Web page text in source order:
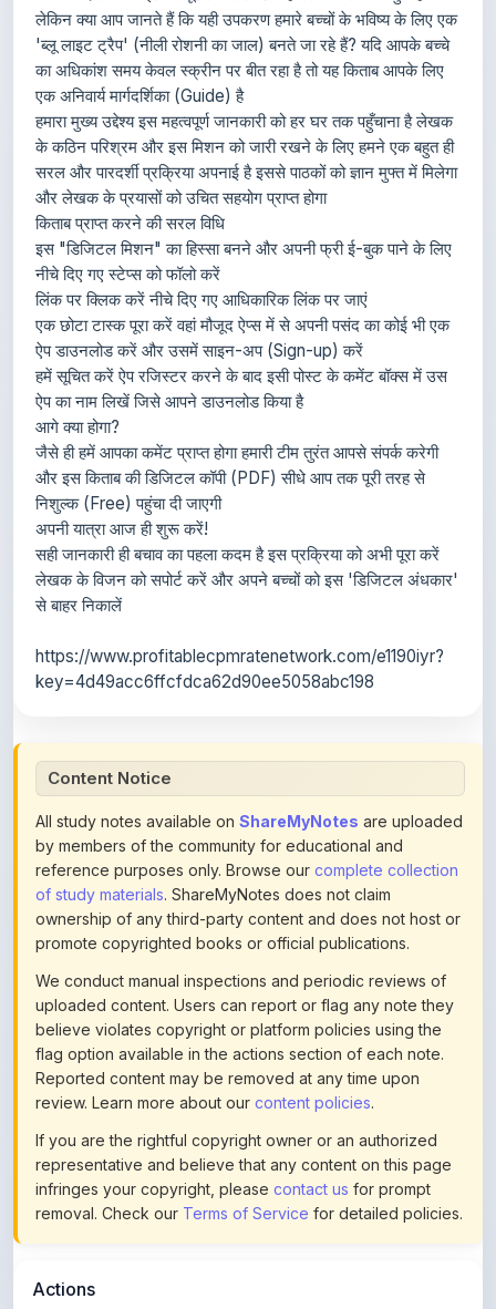
का अधिकांश समय केवल स्क्रीन पर बीत रहा है तो यह किताब आपके लिए
एक अनिवार्य मार्गदर्शिका (Guide) है
हमारा मुख्य उद्देश्य इस महत्वपूर्ण जानकारी को हर घर तक पहुँचाना है लेखक
के कठिन परिश्रम और इस मिशन को जारी रखने के लिए हमने एक बहुत ही
सरल और पारदर्शी प्रक्रिया अपनाई है इससे पाठकों को ज्ञान मुफ्त में मिलेगा
और लेखक के प्रयासों को उचित सहयोग प्राप्त होगा
किताब प्राप्त करने की सरल विधि
इस "डिजिटल मिशन" का हिस्सा बनने और अपनी फ्री ई-बुक पाने के लिए
नीचे दिए गए स्टेप्स को फॉलो करें
लिंक पर क्लिक करें नीचे दिए गए आधिकारिक लिंक पर जाएं
एक छोटा टास्क पूरा करें वहां मौजूद ऐप्स में से अपनी पसंद का कोई भी एक
ऐप डाउनलोड करें और उसमें साइन-अप (Sign-up) करें
हमें सूचित करें ऐप रजिस्टर करने के बाद इसी पोस्ट के कमेंट बॉक्स में उस
ऐप का नाम लिखें जिसे आपने डाउनलोड किया है
आगे क्या होगा?
जैसे ही हमें आपका कमेंट प्राप्त होगा हमारी टीम तुरंत आपसे संपर्क करेगी
और इस किताब की डिजिटल कॉपी (PDF) सीधे आप तक पूरी तरह से
निशुल्क (Free) पहुंचा दी जाएगी
अपनी यात्रा आज ही शुरू करें!
सही जानकारी ही बचाव का पहला कदम है इस प्रक्रिया को अभी पूरा करें
लेखक के विजन को सपोर्ट करें और अपने बच्चों को इस 'डिजिटल अंधकार'
से बाहर निकालें
https://www.profitablecpmratenetwork.com/e1190iyr?
All study notes available on
by members of the community for educational and
reference purposes only. Browse ourcomplete collection
of study materials. ShareMyNotes does not claim
ownership of any third-party content and does not host or
promote copyrighted books or official publications.
We conduct manual inspections and periodic reviews of
uploaded content. Users can report or flag any note they
believe violates copyright or platform policies using the
flag option available in the actions section of each note.
Reported content may be removed at any time upon
review. Learn more about ourcontent policies.
If you are the rightful copyright owner or an authorized
representative and believe that any content on this page
infringes your copyright, pleasecontact usfor prompt
removal. Check ourTerms of Servicefor detailed policies.
This content is